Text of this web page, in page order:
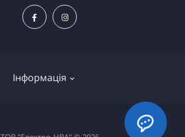
Інформація
Доставка та оплата